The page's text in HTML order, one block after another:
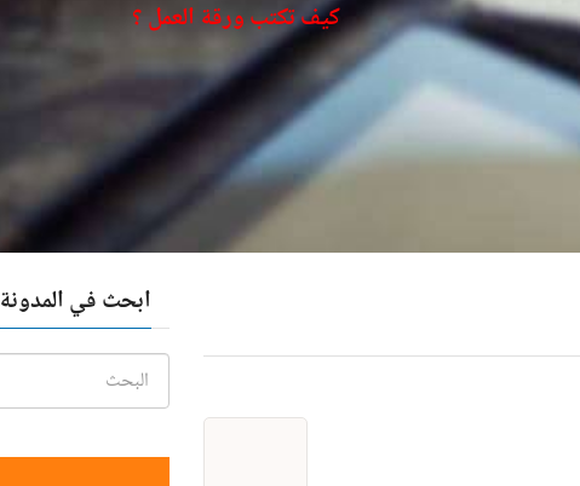
كيف تكتب ورقة العمل ؟
ابحث في المدونة